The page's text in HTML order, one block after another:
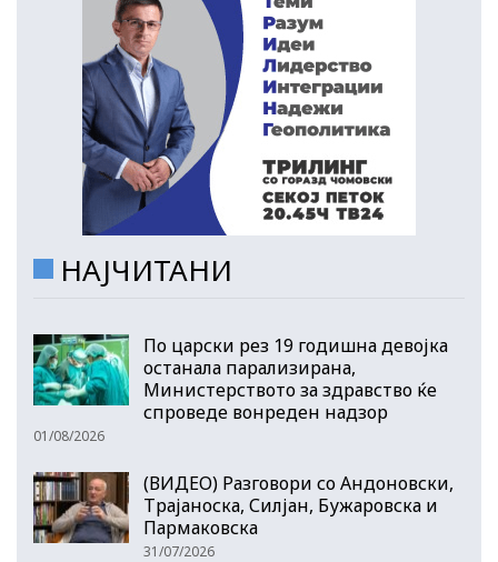
НАЈЧИТАНИ
По царски рез 19 годишна девојка
останала парализирана,
Министерството за здравство ќе
спроведе вонреден надзор
01/08/2026
(ВИДЕО) Разговори со Андоновски,
Трајаноска, Силјан, Бужаровска и
Пармаковска
31/07/2026